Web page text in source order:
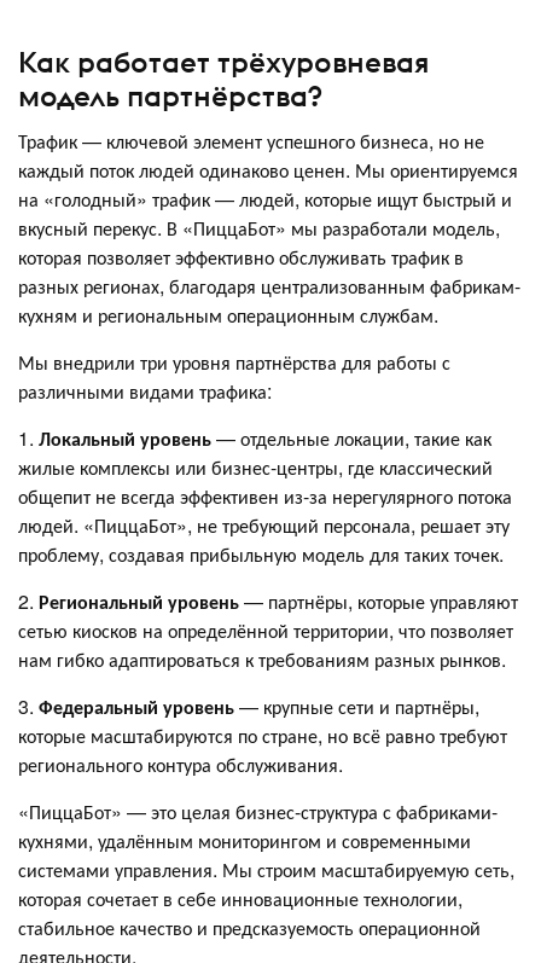
Как работает трёхуровневая
модель партнёрства?
Трафик — ключевой элемент успешного бизнеса, но не
каждый поток людей одинаково ценен. Мы ориентируемся
на «голодный» трафик — людей, которые ищут быстрый и
вкусный перекус. В «ПиццаБот» мы разработали модель,
которая позволяет эффективно обслуживать трафик в
разных регионах, благодаря централизованным фабрикам-
кухням и региональным операционным службам.
Мы внедрили три уровня партнёрства для работы с
различными видами трафика:
1. Локальный уровень— отдельные локации, такие как
жилые комплексы или бизнес-центры, где классический
общепит не всегда эффективен из-за нерегулярного потока
людей. «ПиццаБот», не требующий персонала, решает эту
проблему, создавая прибыльную модель для таких точек.
2. Региональный уровень— партнёры, которые управляют
сетью киосков на определённой территории, что позволяет
нам гибко адаптироваться к требованиям разных рынков.
3. Федеральный уровень— крупные сети и партнёры,
которые масштабируются по стране, но всё равно требуют
регионального контура обслуживания.
«ПиццаБот» — это целая бизнес-структура с фабриками-
кухнями, удалённым мониторингом и современными
системами управления. Мы строим масштабируемую сеть,
которая сочетает в себе инновационные технологии,
стабильное качество и предсказуемость операционной
деятельности.